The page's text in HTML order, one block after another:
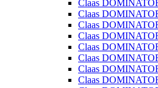
Claas
Claas
Claas
Claas
Claas
Claas
Claas
Claas